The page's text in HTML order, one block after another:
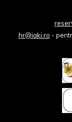
hr@iaki.ro -